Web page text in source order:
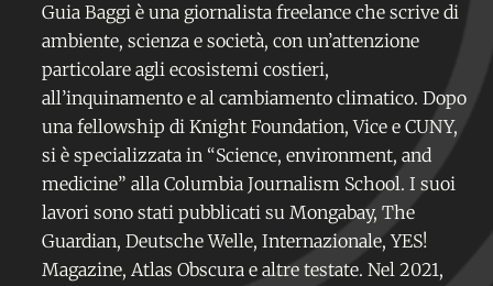
Guia Baggi è una giornalista freelance che scrive di
ambiente, scienza e società, con un’attenzione
particolare agli ecosistemi costieri,
all’inquinamento e al cambiamento climatico. Dopo
una fellowship di Knight Foundation, Vice e CUNY,
si è specializzata in “Science, environment, and
medicine” alla Columbia Journalism School. I suoi
lavori sono stati pubblicati su Mongabay, The
Guardian, Deutsche Welle, Internazionale, YES!
Magazine, Atlas Obscura e altre testate. Nel 2021,